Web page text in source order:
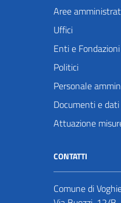
Aree
Uffici
Enti e Fondazioni
Politici
Personale
Documenti e dati
Attuazione
CONTATTI
Comune di